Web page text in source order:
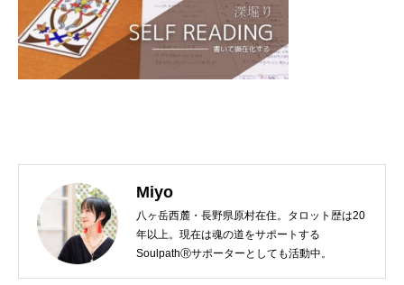
Miyo
八ヶ岳西麓・長野県原村在住。タロット歴は20
年以上。現在は魂の道をサポートする
SoulpathⓇサポーターとしても活動中。